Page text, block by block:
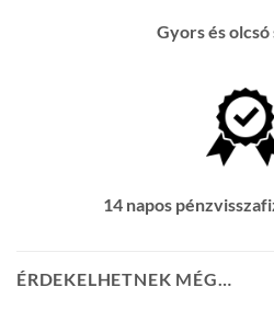
Gyors és olcsó
14 napos
ÉRDEKELHETNEK MÉG…